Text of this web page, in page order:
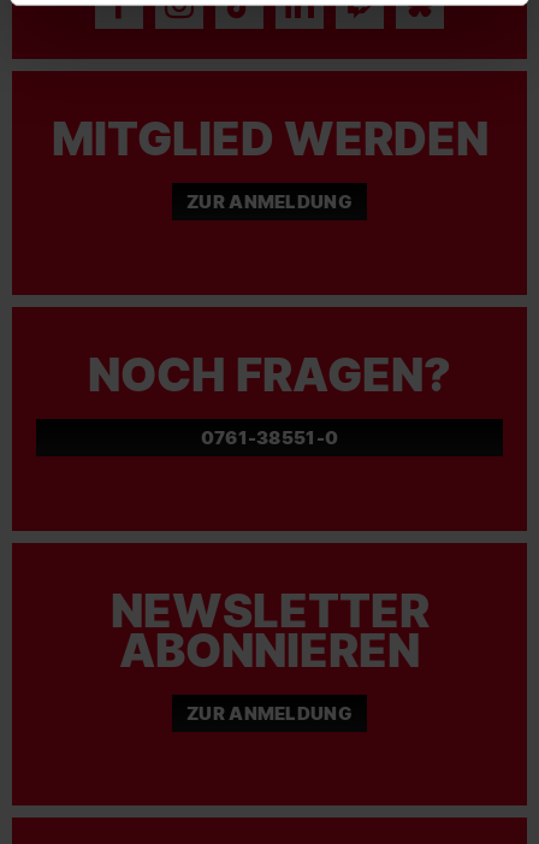
MITGLIED WERDEN
ZUR ANMELDUNG
NOCH FRAGEN?
0761-38551-0
NEWSLETTER
ABONNIEREN
ZUR ANMELDUNG